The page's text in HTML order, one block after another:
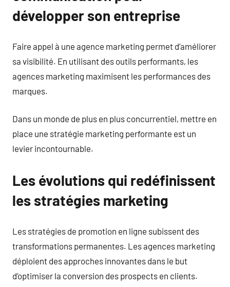
développer son entreprise
Faire appel à une agence marketing permet d’améliorer
sa visibilité. En utilisant des outils performants, les
agences marketing maximisent les performances des
marques.
Dans un monde de plus en plus concurrentiel, mettre en
place une stratégie marketing performante est un
levier incontournable.
Les évolutions qui redéfinissent
les stratégies marketing
Les stratégies de promotion en ligne subissent des
transformations permanentes. Les agences marketing
déploient des approches innovantes dans le but
d’optimiser la conversion des prospects en clients.